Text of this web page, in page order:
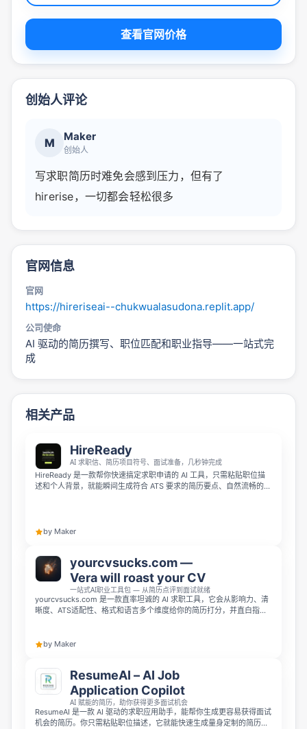
查看官网价格
创始人评论
M Maker
创始人
写求职简历时难免会感到压力，但有了
hirerise，一切都会轻松很多
官网信息
官网
https://hireriseai--chukwualasudona.replit.app/
公司使命
AI 驱动的简历撰写、职位匹配和职业指导——一站式完
成
相关产品
HireReady
AI 求职信、简历项目符号、面试准备，几秒钟完成
HireReady 是一款帮你快速搞定求职申请的 AI 工具，只需粘贴职位描
述和个人背景，就能瞬间生成符合 ATS 要求的简历要点、自然流畅的求
by Maker
yourcvsucks.com —
Vera will roast your CV
一站式AI职业工具包 — 从简历点评到面试就绪
yourcvsucks.com 是一款直率坦诚的 AI 求职工具，它会从影响力、清
晰度、ATS适配性、格式和语言多个维度给你的简历打分，并直白指出
生成STAR结构回答，免费就能体验60秒出结果，无需注册。
by Maker
ResumeAI – AI Job
Application Copilot
AI 赋能的简历，助你获得更多面试机会
ResumeAI 是一款 AI 驱动的求职应用助手，能帮你生成更容易获得面试
机会的简历。你只需粘贴职位描述，它就能快速生成量身定制的简历和